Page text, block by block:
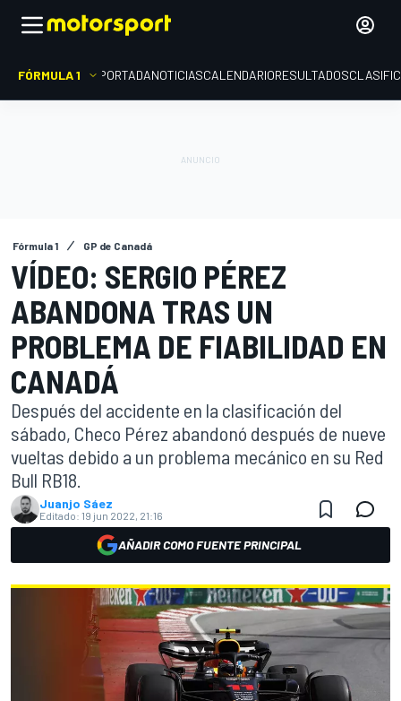
FÓRMULA 1 PORTADANOTICIASCALENDARIORESULTADOS
Fórmula 1 GP de Canadá
VÍDEO: SERGIO PÉREZ
ABANDONA TRAS UN
PROBLEMA DE FIABILIDAD EN
CANADÁ
Después del accidente en la clasificación del
sábado, Checo Pérez abandonó después de nueve
vueltas debido a un problema mecánico en su Red
Bull RB18.
Juanjo Sáez
Editado: 19 jun 2022, 21:16
AÑADIR COMO FUENTE PRINCIPAL